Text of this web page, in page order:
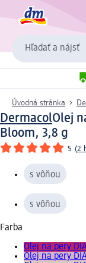
Hľadať a nájsť
Úvodná stránka
DermacolOlej
Bloom, 3,8 g
5 (2
s vôňou
s vôňou
Farba
Olej na pery
Olej na pery